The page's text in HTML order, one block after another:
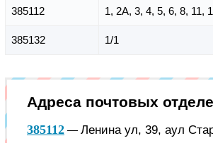
385112 1, 2А, 3, 4, 5, 6, 8, 11,
385132 1/1
Адреса почтовых
385112 — Ленина ул, 39, аул